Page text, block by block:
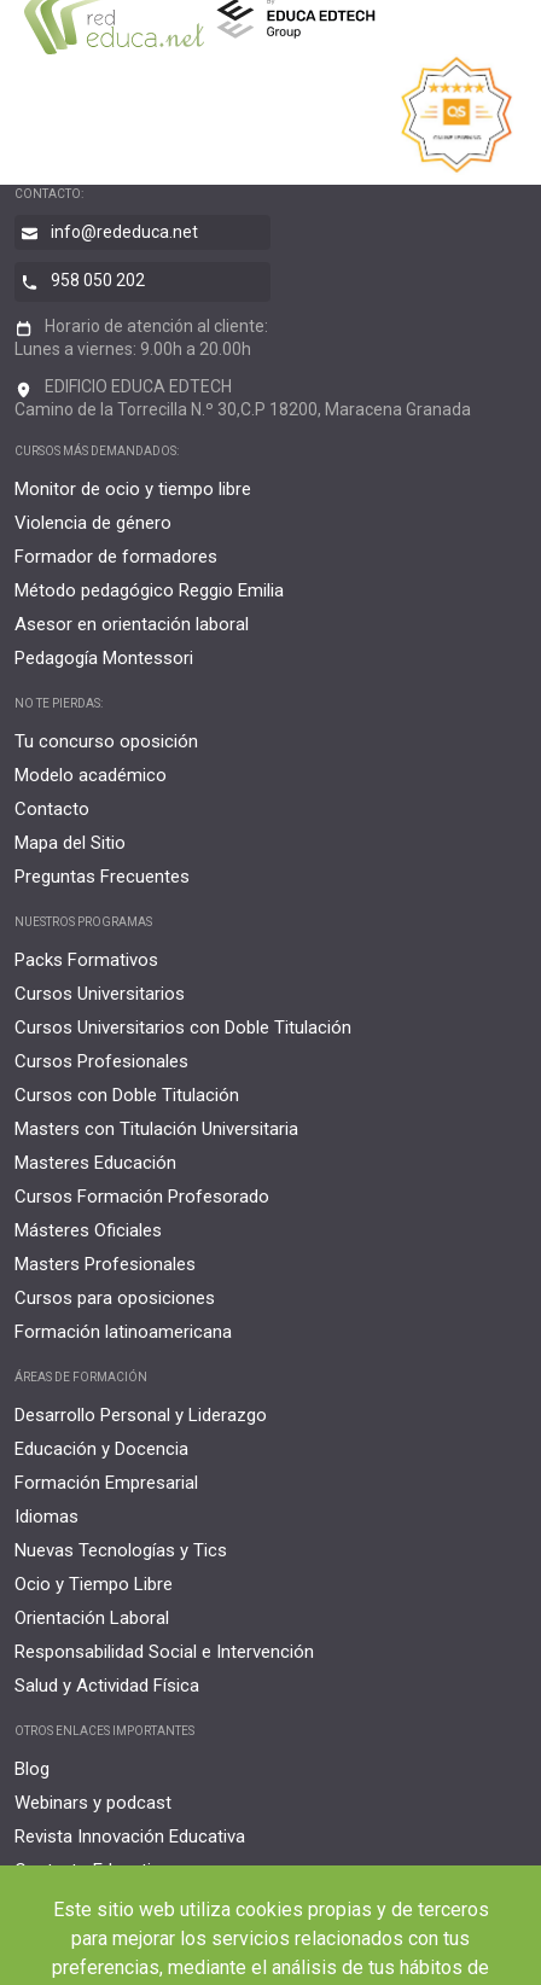
CONTACTO:
info@rededuca.net
958 050 202
Horario de atención al cliente:
Lunes a viernes: 9.00h a 20.00h
EDIFICIO EDUCA EDTECH
Camino de la Torrecilla N.º 30,C.P 18200, Maracena Granada
CURSOS MÁS DEMANDADOS:
Monitor de ocio y tiempo libre
Violencia de género
Formador de formadores
Método pedagógico Reggio Emilia
Asesor en orientación laboral
Pedagogía Montessori
NO TE PIERDAS:
Tu concurso oposición
Modelo académico
Contacto
Mapa del Sitio
Preguntas Frecuentes
NUESTROS PROGRAMAS
Packs Formativos
Cursos Universitarios
Cursos Universitarios con Doble Titulación
Cursos Profesionales
Cursos con Doble Titulación
Masters con Titulación Universitaria
Masteres Educación
Cursos Formación Profesorado
Másteres Oficiales
Masters Profesionales
Cursos para oposiciones
Formación latinoamericana
ÁREAS DE FORMACIÓN
Desarrollo Personal y Liderazgo
Educación y Docencia
Formación Empresarial
Idiomas
Nuevas Tecnologías y Tics
Ocio y Tiempo Libre
Orientación Laboral
Responsabilidad Social e Intervención
Salud y Actividad Física
OTROS ENLACES IMPORTANTES
Blog
Webinars y podcast
Revista Innovación Educativa
Contexto Educativo
Desistir contrato aquí
Tienes 14 días desde tu matriculación para cancelar sin coste y recibir el
reembolso completo.
Este sitio web utiliza cookies propias y de terceros
para mejorar los servicios relacionados con tus
preferencias, mediante el análisis de tus hábitos de